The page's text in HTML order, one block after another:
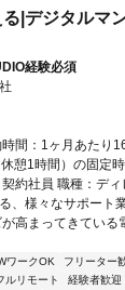
|デジタルマ
経験必須
間：1ヶ月あたり
憩1時間）の固定
約社員 職種：デ
、様々なサポート
高まってきている
ワークOK フリーター
ルリモート 経験者歓迎